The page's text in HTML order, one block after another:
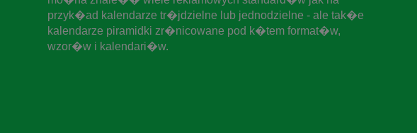
przyk�ad kalendarze tr�jdzielne lub jednodzielne - ale tak�e
kalendarze piramidki zr�nicowane pod k�tem format�w,
wzor�w i kalendari�w.